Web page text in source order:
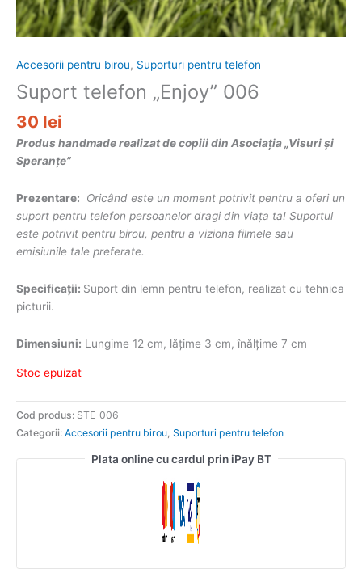
Accesorii pentru birou, Suporturi pentru telefon
Suport telefon „Enjoy” 006
30 lei
Produs handmade realizat de copiii din Asociația „Visuri și
Speranțe”
Prezentare:
Oricând este un moment potrivit pentru a oferi un
suport pentru telefon persoanelor dragi din viața ta! Suportul
este potrivit pentru birou, pentru a viziona filmele sau
emisiunile tale preferate.
Specificații: Suport din lemn pentru telefon, realizat cu tehnica
picturii.
Dimensiuni: Lungime 12 cm, lățime 3 cm, înălțime 7 cm
Stoc epuizat
Cod produs: STE_006
Categorii: Accesorii pentru birou Suporturi pentru telefon
Plata online cu cardul prin iPay BT